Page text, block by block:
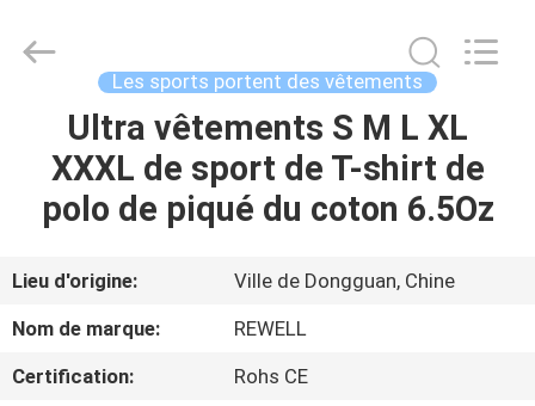
MAISON
PRODUITS
AU
SUJET
DE
Limited.
Les sports portent des vêtements
Ultra vêtements S M L XL
XXXL de sport de T-shirt de
polo de piqué du coton 6.5Oz
Lieu d'origine:
Ville de Dongguan, Chine
Nom de marque:
REWELL
Certification:
Rohs CE